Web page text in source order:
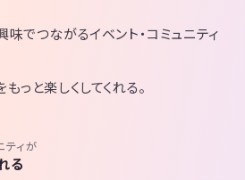
でつながるイベント・コミュニティ
っと楽しくしてくれる。
ティが
る